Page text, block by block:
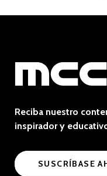
Reciba nuestro
inspirador y
SUSCRÍBASE